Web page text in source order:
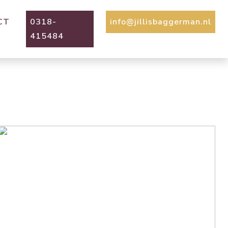
0318-
415484
info@jillisbaggerman.nl